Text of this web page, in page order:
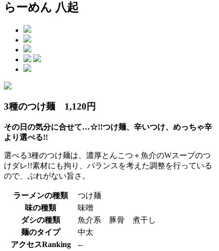
らーめん 八起
3種のつけ麺 1,120円
その日の気分に合せて…☆!!つけ麺、辛いつけ、めっちゃ辛
より選べる!!
選べる3種のつけ麺は、濃厚とんこつ＋魚介のWスープのつ
けダレ!!素材にも拘り、バランスを考えた調整を行っている
ので、ぶれがない旨さ。
ラーメンの種類
つけ麺
味の種類
味噌
ダシの種類
魚介系 豚骨 煮干し
麺のタイプ
中太
アクセスRanking
--